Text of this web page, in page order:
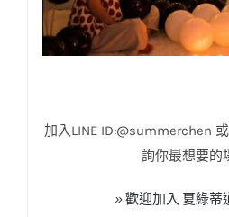
加入LINE ID:@summerchen
詢你最想要的
»歡迎加入 夏綠蒂